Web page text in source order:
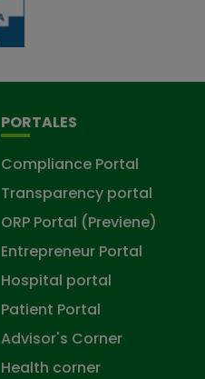
PORTALES
Compliance Portal
Transparency portal
ORP Portal (Previene)
Entrepreneur Portal
Hospital portal
Patient Portal
Advisor's Corner
Health corner